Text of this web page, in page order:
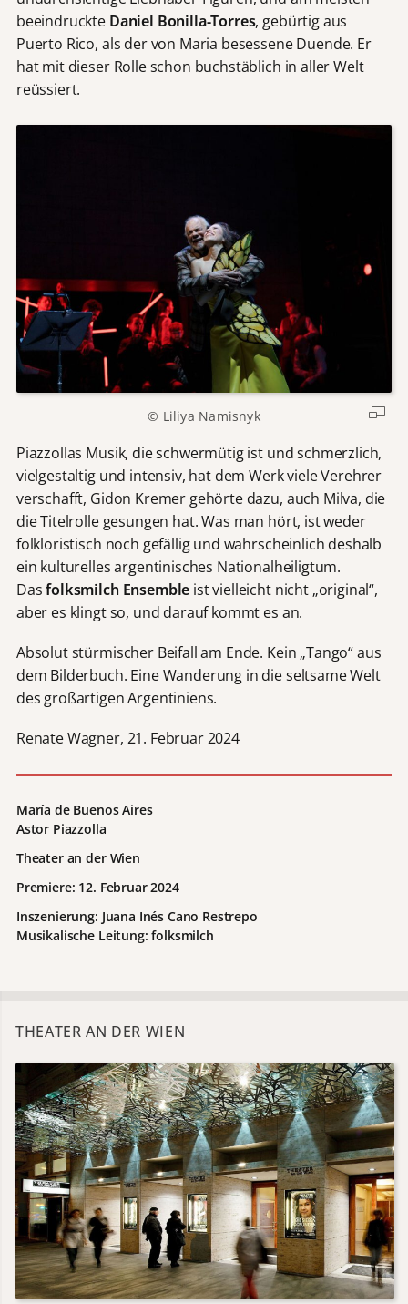
beeindruckte Daniel Bonilla-Torres, gebürtig aus
Puerto Rico, als der von Maria besessene Duende. Er
hat mit dieser Rolle schon buchstäblich in aller Welt
reüssiert.
© Liliya Namisnyk
Piazzollas Musik, die schwermütig ist und schmerzlich,
vielgestaltig und intensiv, hat dem Werk viele Verehrer
verschafft, Gidon Kremer gehörte dazu, auch Milva, die
die Titelrolle gesungen hat. Was man hört, ist weder
folkloristisch noch gefällig und wahrscheinlich deshalb
ein kulturelles argentinisches Nationalheiligtum.
Dasfolksmilch Ensemble ist vielleicht nicht „original“,
aber es klingt so, und darauf kommt es an.
Absolut stürmischer Beifall am Ende. Kein „Tango“ aus
dem Bilderbuch. Eine Wanderung in die seltsame Welt
des großartigen Argentiniens.
Renate Wagner, 21. Februar 2024
María de Buenos Aires
Astor Piazzolla
Theater an der Wien
Premiere: 12. Februar 2024
Inszenierung: Juana Inés Cano Restrepo
Musikalische Leitung: folksmilch
THEATER AN DER WIEN